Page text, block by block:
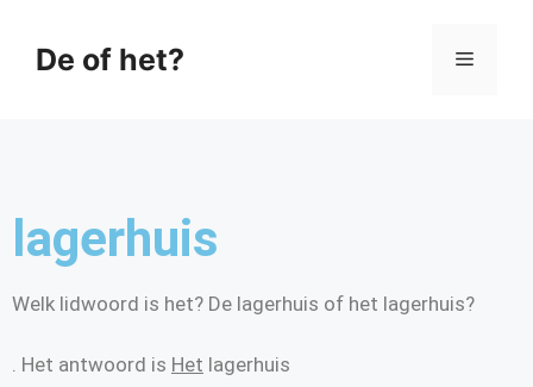
De of het?
lagerhuis
Welk lidwoord is het? De lagerhuis of het lagerhuis?
. Het antwoord is Het lagerhuis